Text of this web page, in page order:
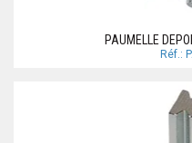
PAUMELLE
Réf.: